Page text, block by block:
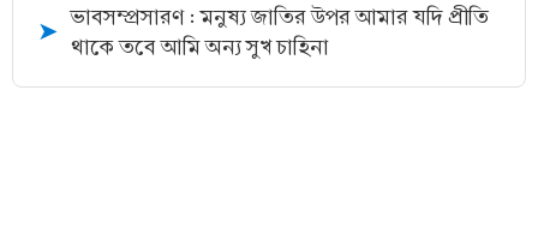
➤
ভাবসম্প্রসারণ : মনুষ্য জাতির উপর আমার যদি প্রীতি
থাকে তবে আমি অন্য সুখ চাহিনা